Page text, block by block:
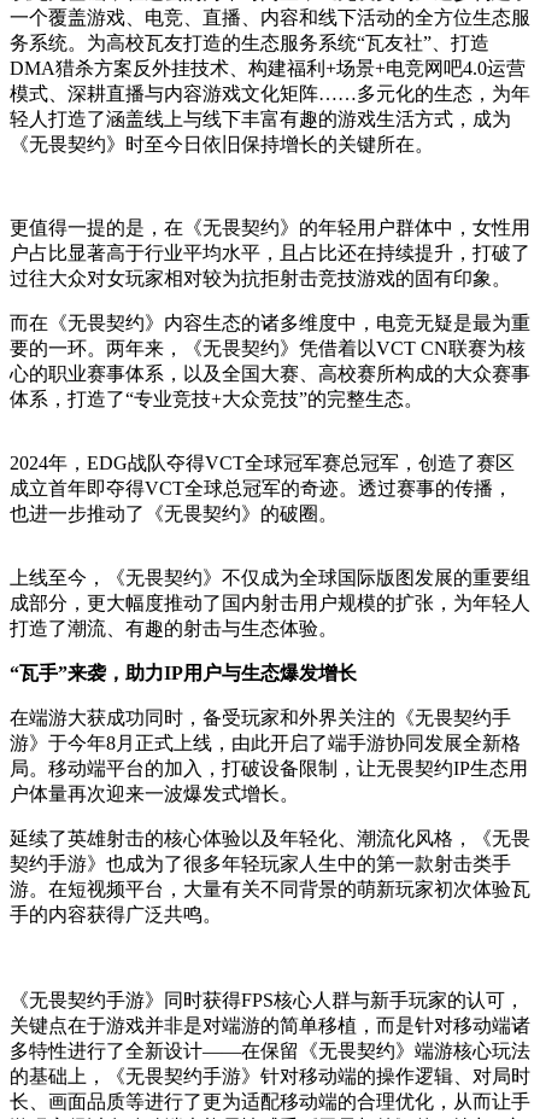
一个覆盖游戏、电竞、直播、内容和线下活动的全方位生态服
务系统。为高校瓦友打造的生态服务系统“瓦友社”、打造
DMA猎杀方案反外挂技术、构建福利+场景+电竞网吧4.0运营
模式、深耕直播与内容游戏文化矩阵……多元化的生态，为年
轻人打造了涵盖线上与线下丰富有趣的游戏生活方式，成为
《无畏契约》时至今日依旧保持增长的关键所在。
更值得一提的是，在《无畏契约》的年轻用户群体中，女性用
户占比显著高于行业平均水平，且占比还在持续提升，打破了
过往大众对女玩家相对较为抗拒射击竞技游戏的固有印象。
而在《无畏契约》内容生态的诸多维度中，电竞无疑是最为重
要的一环。两年来，《无畏契约》凭借着以VCT CN联赛为核
心的职业赛事体系，以及全国大赛、高校赛所构成的大众赛事
体系，打造了“专业竞技+大众竞技”的完整生态。
2024年，EDG战队夺得VCT全球冠军赛总冠军，创造了赛区
成立首年即夺得VCT全球总冠军的奇迹。透过赛事的传播，
也进一步推动了《无畏契约》的破圈。
上线至今，《无畏契约》不仅成为全球国际版图发展的重要组
成部分，更大幅度推动了国内射击用户规模的扩张，为年轻人
打造了潮流、有趣的射击与生态体验。
“瓦手”来袭，助力IP用户与生态爆发增长
在端游大获成功同时，备受玩家和外界关注的《无畏契约手
游》于今年8月正式上线，由此开启了端手游协同发展全新格
局。移动端平台的加入，打破设备限制，让无畏契约IP生态用
户体量再次迎来一波爆发式增长。
延续了英雄射击的核心体验以及年轻化、潮流化风格，《无畏
契约手游》也成为了很多年轻玩家人生中的第一款射击类手
游。在短视频平台，大量有关不同背景的萌新玩家初次体验瓦
手的内容获得广泛共鸣。
《无畏契约手游》同时获得FPS核心人群与新手玩家的认可，
关键点在于游戏并非是对端游的简单移植，而是针对移动端诸
多特性进行了全新设计——在保留《无畏契约》端游核心玩法
的基础上，《无畏契约手游》针对移动端的操作逻辑、对局时
长、画面品质等进行了更为适配移动端的合理优化，从而让手